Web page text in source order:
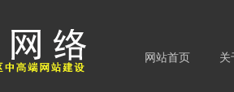
网站首页 关